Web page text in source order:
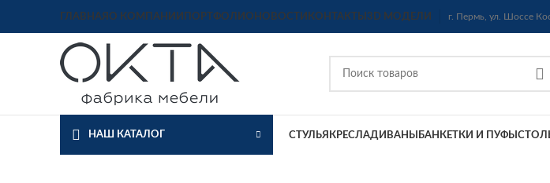
ГЛАВНАЯ О КОМПАНИИ ПОРТФОЛИО НОВОСТИ КОНТАКТЫ 3D МОДЕЛИ г. Пермь, ул. Шоссе
НАШ КАТАЛОГ СТУЛЬЯ КРЕСЛАДИВАНЫ БАНКЕТКИ И ПУФЫ